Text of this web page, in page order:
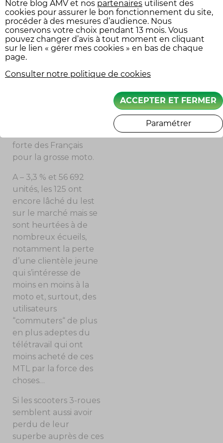
motos de + de 125 cm 3
dont le volume s’est
établi à 145 862 unités
soit une progression
de + 4,9 %. Celle-ci est
certes à tempérer par
forte des Français
pour la grosse moto.
A – 3,3 % et 56 692
unités, les 125 ont
encore lâché du lest
sur le marché mais se
sont heurtées à de
nombreux écueils,
notamment la perte
d’une clientèle jeune
qui s’intéresse de
moins en moins à la
moto et, surtout, des
utilisateurs
“commuters“ de plus
en plus adeptes du
télétravail qui ont
moins acheté de ces
MTL par la force des
choses…
Si les scooters 3-roues
semblent aussi avoir
perdu de leur
superbe auprès de ces
Notre blog AMV et nos partenaires utilisent des
cookies pour assurer le bon fonctionnement du site,
procéder à des mesures d’audience. Nous
conservons votre choix pendant 13 mois. Vous
pouvez changer d’avis à tout moment en cliquant
sur le lien « gérer mes cookies » en bas de chaque
page.
Consulter notre politique de cookies
ACCEPTER ET FERMER
Paramétrer